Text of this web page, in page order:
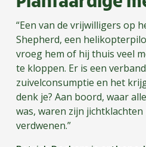
“Een van de vrijwilligers op
Shepherd, een
vroeg hem of hij thuis veel
te kloppen. Er is een
zuivelconsumptie en het
denk je? Aan boord, waar
was, waren zijn
verdwenen.”